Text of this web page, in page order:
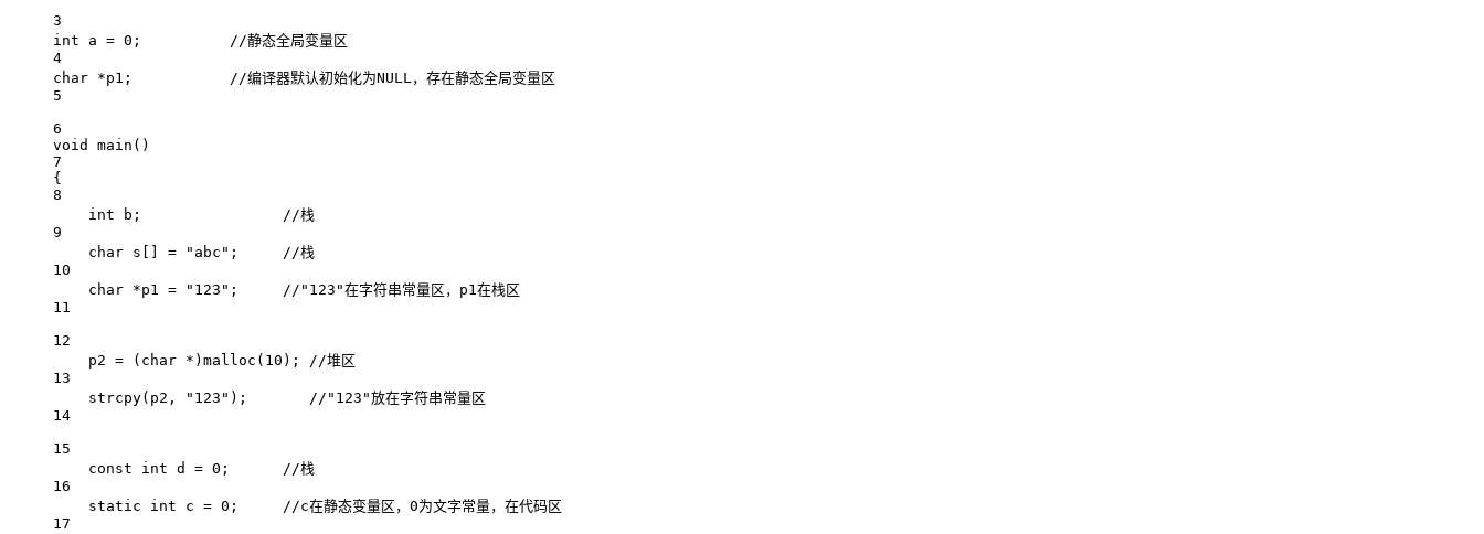
3
int a = 0 ;
          //静态全局变量区
4
char *p1;
           //编译器默认初始化为NULL，存在静态全局变量区
5
6
void
main ()
7
{
8
int b;
                //栈
9
char s = "abc" ;
     //栈
10
char *p1 = "123" ;
     //"123"在字符串常量区，p1在栈区
11
12
p2 = ( char * ) malloc ( 10 );
//堆区
13
strcpy(p2, "123" );
       //"123"放在字符串常量区
14
15
const
int d = 0 ;
      //栈
16
static
int c = 0 ;
     //c在静态变量区，0为文字常量，在代码区
17